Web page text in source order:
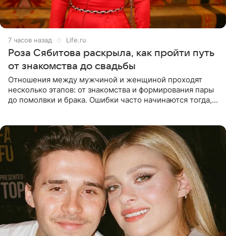
7 часов назад Life.ru
Роза Сябитова раскрыла, как пройти путь
от знакомства до свадьбы
Отношения между мужчиной и женщиной проходят
несколько этапов: от знакомства и формирования пары
до помолвки и брака. Ошибки часто начинаются тогда,